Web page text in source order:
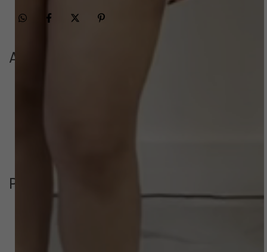
Avaliações
Perguntas & respostas